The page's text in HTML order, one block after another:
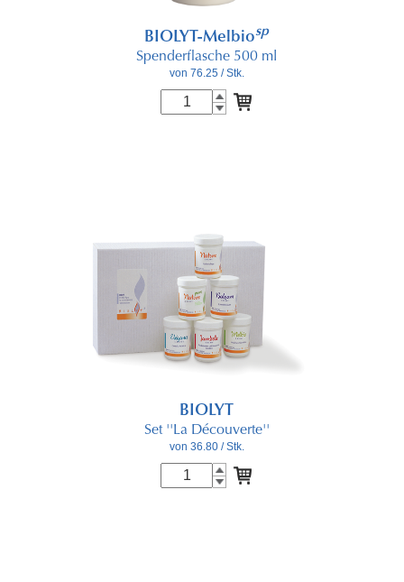
BIOLYT-Melbiosp
Spenderflasche 500 ml
von 76.25 / Stk.
BIOLYT
Set ''La Découverte''
von 36.80/ Stk.